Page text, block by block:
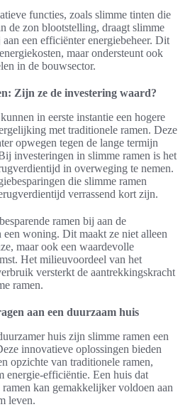
functies, zoals slimme tinten die
de zon blootstelling, draagt slimme
een efficiënter energiebeheer. Dit
maar ondersteunt ook
in de bouwsector.
Zijn ze de investering waard?
in eerste instantie een hogere
met traditionele ramen. Deze
opwegen tegen de lange termijn
investeringen in slimme ramen is het
in overweging te nemen.
die slimme ramen
verrassend kort zijn.
ramen bij aan de
een woning. Dit maakt ze niet alleen
maar ook een waardevolle
Het milieuvoordeel van het
versterkt de aantrekkingskracht
ramen.
aan een duurzaam huis
huis zijn slimme ramen een
innovatieve oplossingen bieden
opzichte van traditionele ramen,
energie-efficiëntie. Een huis dat
kan gemakkelijker voldoen aan
leven.